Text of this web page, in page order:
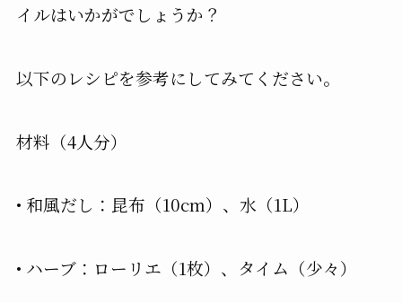
イルはいかがでしょうか？
以下のレシピを参考にしてみてください。
材料（4人分）
• 和風だし ：昆布（10cm）、水（1L）
• ハーブ：ローリエ（1枚）、タイム（少々）